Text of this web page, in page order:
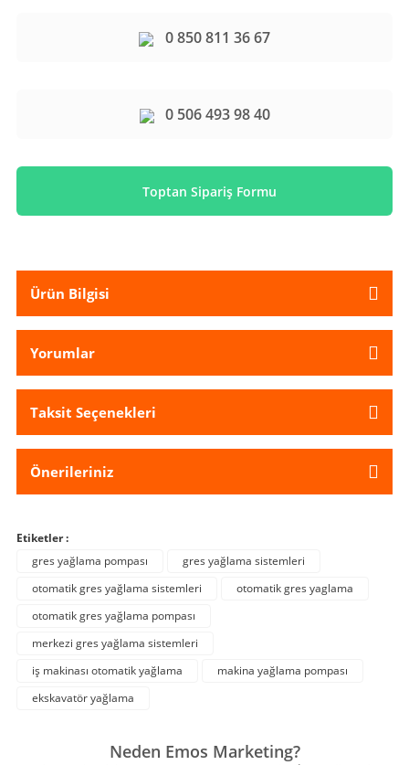
0 850 811 36 67
0 506 493 98 40
Toptan Sipariş Formu
Ürün Bilgisi
Yorumlar
Taksit Seçenekleri
Önerileriniz
Etiketler :
gres yağlama pompası
gres yağlama sistemleri
otomatik gres yağlama sistemleri
otomatik gres yaglama
otomatik gres yağlama pompası
merkezi gres yağlama sistemleri
iş makinası otomatik yağlama
makina yağlama pompası
ekskavatör yağlama
Neden Emos Marketing?